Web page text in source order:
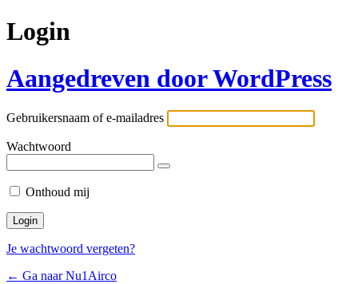
Login
Aangedreven door WordPress
Gebruikersnaam of e-mailadres
Wachtwoord
Onthoud mij
Je wachtwoord vergeten?
← Ga naar Nu1Airco